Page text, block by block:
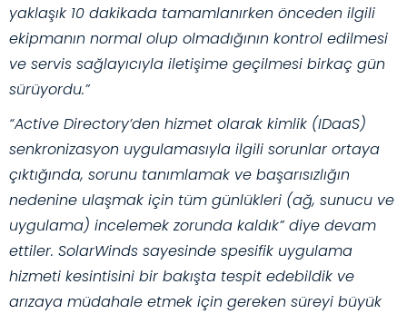
yaklaşık 10 dakikada tamamlanırken önceden ilgili
ekipmanın normal olup olmadığının kontrol edilmesi
ve servis sağlayıcıyla iletişime geçilmesi birkaç gün
sürüyordu.”
“Active Directory’den hizmet olarak kimlik (IDaaS)
senkronizasyon uygulamasıyla ilgili sorunlar ortaya
çıktığında, sorunu tanımlamak ve başarısızlığın
nedenine ulaşmak için tüm günlükleri (ağ, sunucu ve
uygulama) incelemek zorunda kaldık” diye devam
ettiler. SolarWinds sayesinde spesifik uygulama
hizmeti kesintisini bir bakışta tespit edebildik ve
arızaya müdahale etmek için gereken süreyi büyük